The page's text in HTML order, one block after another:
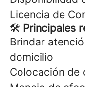
Licencia de
🛠 Principales
Brindar
domicilio
Colocación de